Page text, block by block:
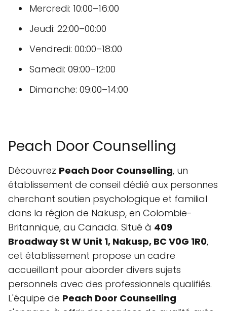
Mercredi: 10:00–16:00
Jeudi: 22:00–00:00
Vendredi: 00:00–18:00
Samedi: 09:00–12:00
Dimanche: 09:00–14:00
Peach Door Counselling
Découvrez Peach Door Counselling, un
établissement de conseil dédié aux personnes
cherchant soutien psychologique et familial
dans la région de Nakusp, en Colombie-
Britannique, au Canada. Situé à 409
Broadway St W Unit 1, Nakusp, BC V0G 1R0,
cet établissement propose un cadre
accueillant pour aborder divers sujets
personnels avec des professionnels qualifiés.
L'équipe de Peach Door Counselling